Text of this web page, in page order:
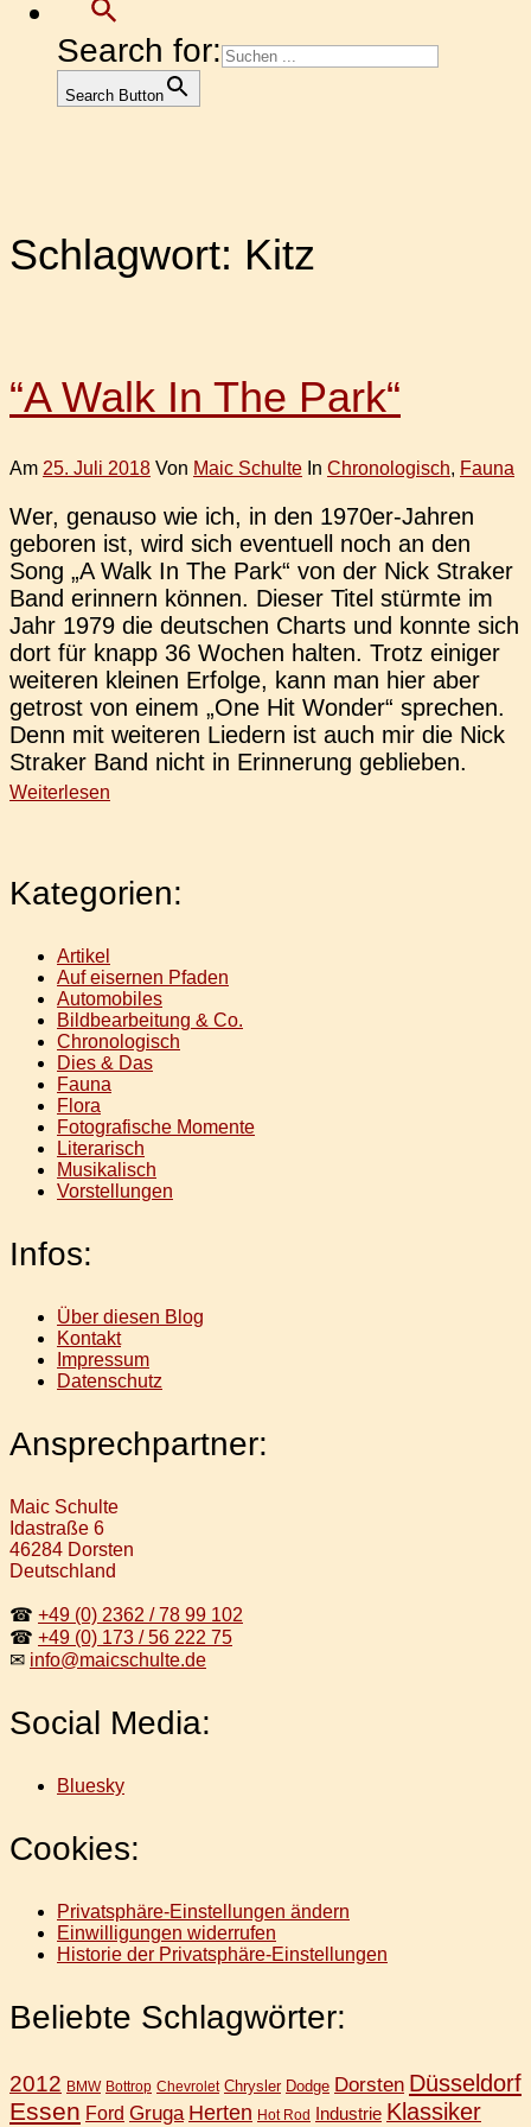
Search for:
Search Button
Schlagwort: Kitz
“A Walk In The Park“
Am 25. Juli 2018 Von Maic Schulte In Chronologisch, Fauna
Wer, genau­so wie ich, in den 1970er-Jahren
gebo­ren ist, wird sich even­tu­ell noch an den
Song „A Walk In The Park“ von der Nick Stra­ker
Band erin­nern können. Dieser Titel stürm­te im
Jahr 1979 die deut­schen Charts und konnte sich
dort für knapp 36 Wochen halten. Trotz eini­ger
wei­te­ren klei­nen Erfol­ge, kann man hier aber
getrost von einem „One Hit Wonder“ spre­chen.
Denn mit wei­te­ren Lie­dern ist auch mir die Nick
Stra­ker Band nicht in Erin­ne­rung geblieben.
Weiterlesen
Kategorien:
Artikel
Auf eisernen Pfaden
Automobiles
Bildbearbeitung & Co.
Chronologisch
Dies & Das
Fauna
Flora
Fotografische Momente
Literarisch
Musikalisch
Vorstellungen
Infos:
Über diesen Blog
Kontakt
Impressum
Datenschutz
Ansprechpartner:
Maic Schulte
Idastraße 6
46284 Dorsten
Deutschland
☎ +49 (0) 2362 / 78 99 102
☎ +49 (0) 173 / 56 222 75
✉ info@maicschulte.de
Social Media:
Bluesky
Cookies:
Privatsphäre-Einstellungen ändern
Einwilligungen widerrufen
Historie der Privatsphäre-Einstellungen
Beliebte Schlagwörter:
2012 BMW Bottrop Chevrolet Chrysler Dodge Dorsten Düsseldorf
Essen Ford Gruga Herten Hot Rod Industrie Klassiker